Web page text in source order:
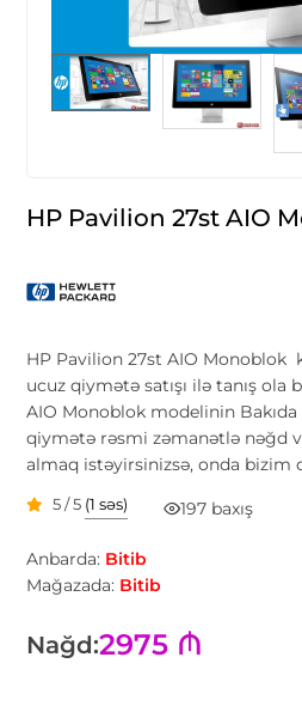
HP Pavilion 27st AIO
HP Pavilion 27st AIO Monoblok
ucuz qiymətə satışı ilə tanış ola
AIO Monoblok modelinin Bakıda
qiymətə rəsmi zəmanətlə nəğd
almaq istəyirsinizsə, onda bizim
5 / 5 (1 səs) 197 baxış
Anbarda: Bitib
Mağazada: Bitib
Nağd:2975 ₼